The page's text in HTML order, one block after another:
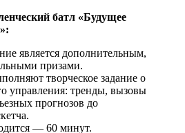
батл «Будущее
является дополнительным,
призами.
творческое задание о
управления: тренды, вызовы
прогнозов до
— 60 минут.